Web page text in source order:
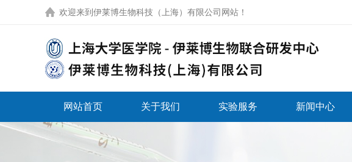
欢迎来到 伊莱博生物科技（上海）有限公司网站 ！
网站首页 关于我们 实验服务 新闻中心